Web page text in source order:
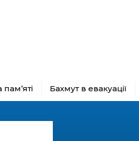
Бахмут в евакуації